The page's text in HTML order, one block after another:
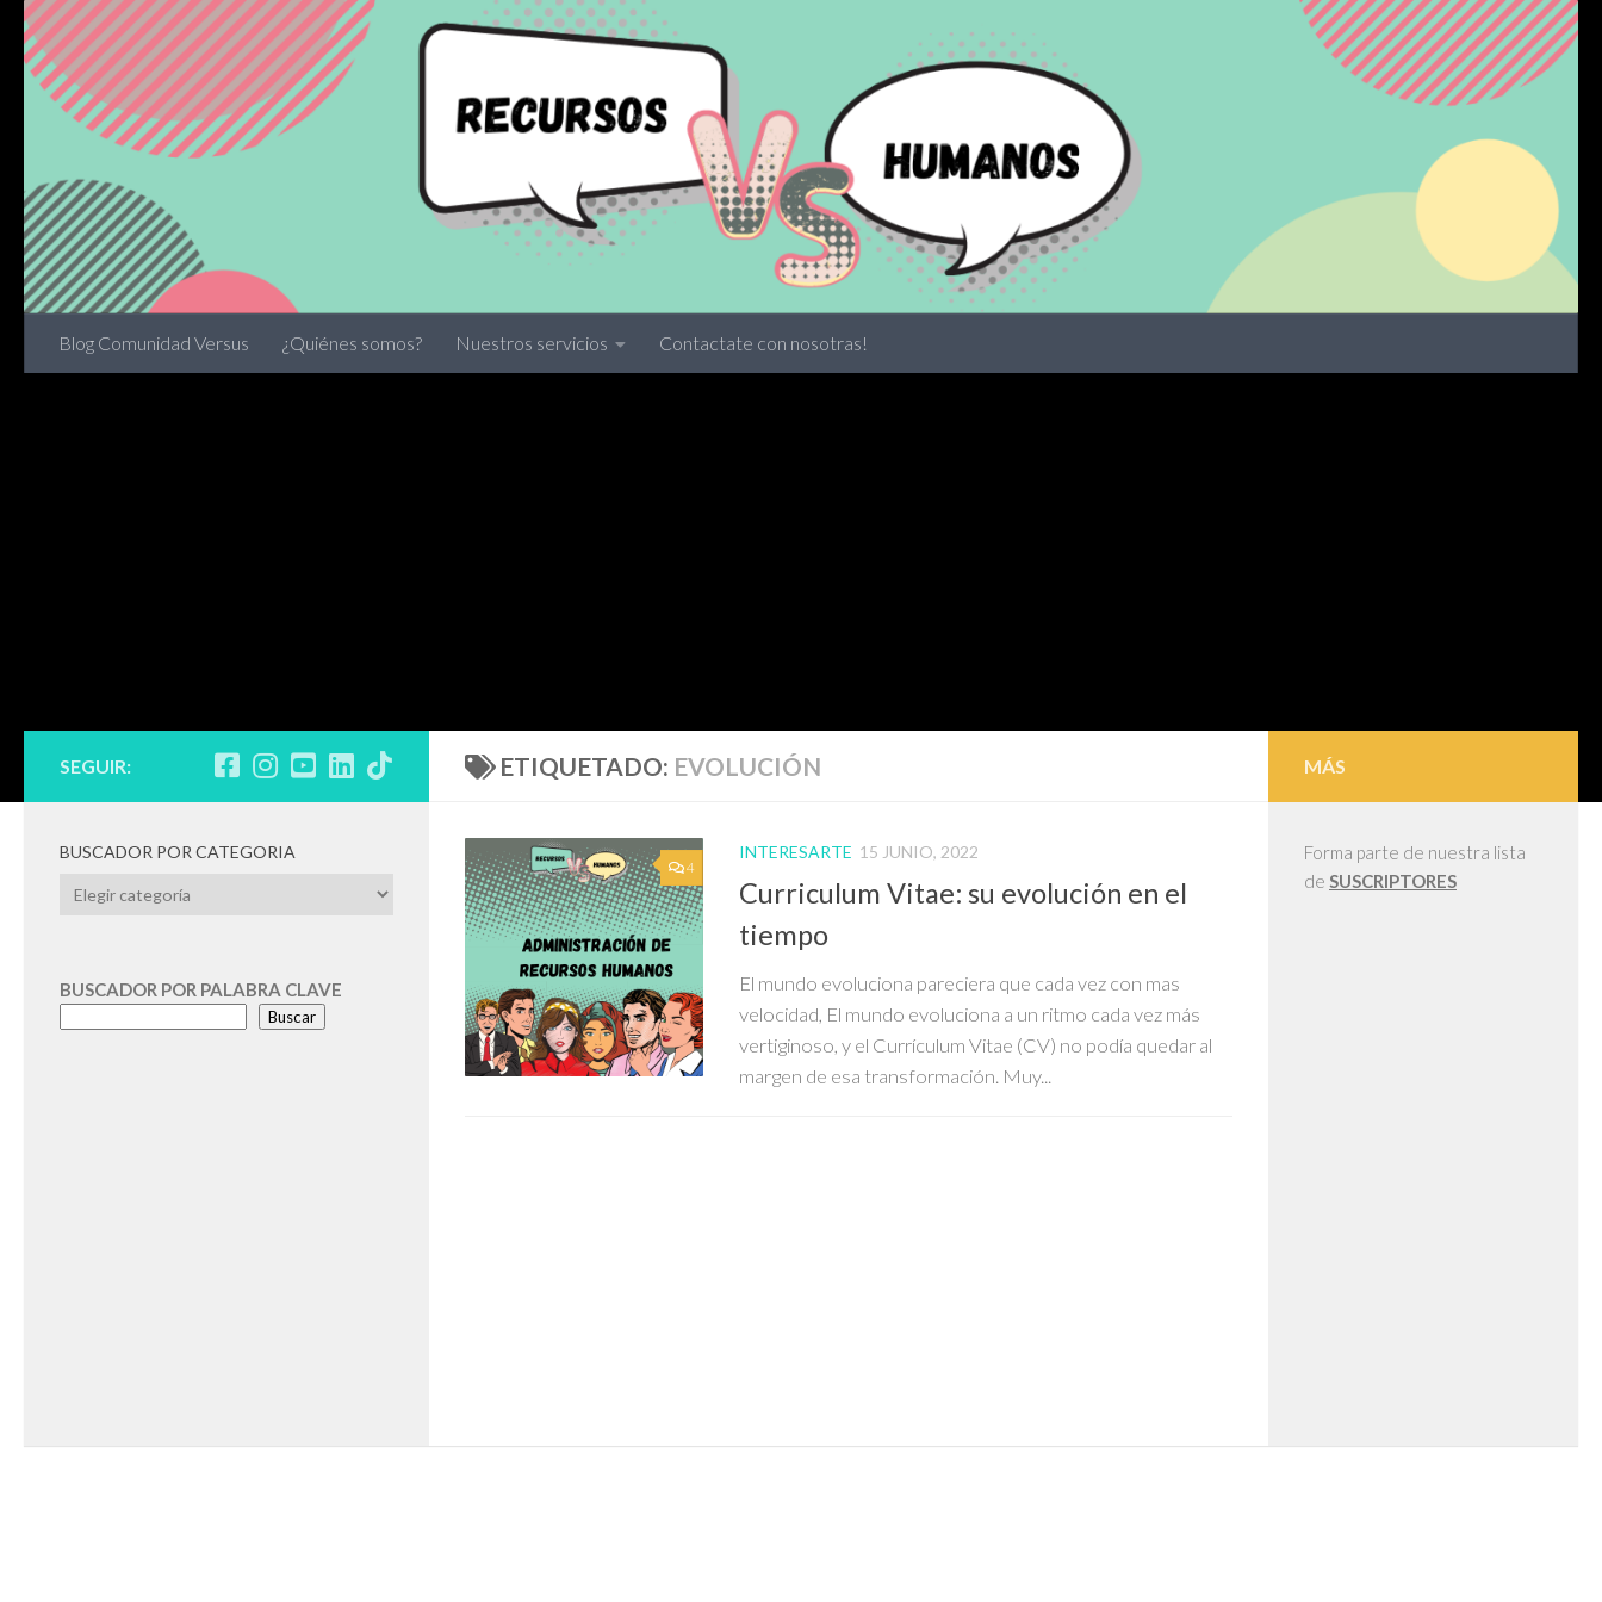
Skip to content
Blog Comunidad Versus ¿Quiénes somos? Nuestros servicios Contactate con nosotras!
ETIQUETADO: EVOLUCIÓN
4
INTERESARTE 15 JUNIO, 2022
Curriculum Vitae: su evolución en el
tiempo
El mundo evoluciona pareciera que cada vez con mas
velocidad, El mundo evoluciona a un ritmo cada vez más
vertiginoso, y el Currículum Vitae (CV) no podía quedar al
margen de esa transformación. Muy...
SEGUIR:
BUSCADOR POR CATEGORIA
BUSCADOR
BUSCADOR POR PALABRA CLAVE
Buscar
MÁS
Forma parte de nuestra lista
de SUSCRIPTORES